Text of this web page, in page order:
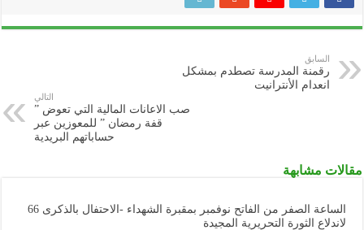
السابق
رقمنة المدرسة تصطدم بمشكل
انعدام الأنترانيت
التالي
صب الاعانات المالية التي تعوض ”
قفة رمضان ” للمعوزين عبر
حساباتهم البريدية
مقالات مشابهة
الساعة الصفر من الفاتح نوفمبر بمقبرة الشهداء -الاحتفال بالذكرى 66
لاندلاع الثورة التحريرية المجيدة